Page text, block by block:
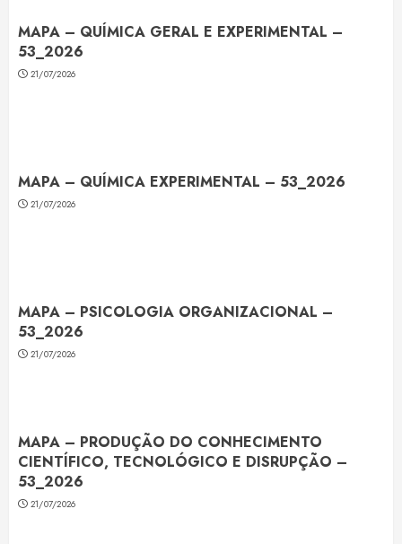
MAPA – QUÍMICA GERAL E EXPERIMENTAL –
53_2026
21/07/2026
MAPA – QUÍMICA EXPERIMENTAL – 53_2026
21/07/2026
MAPA – PSICOLOGIA ORGANIZACIONAL –
53_2026
21/07/2026
MAPA – PRODUÇÃO DO CONHECIMENTO
CIENTÍFICO, TECNOLÓGICO E DISRUPÇÃO –
53_2026
21/07/2026